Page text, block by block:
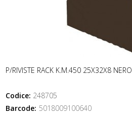
P/RIVISTE RACK K.M.450 25X32X8 NERO
Codice: 248705
Barcode: 5018009100640